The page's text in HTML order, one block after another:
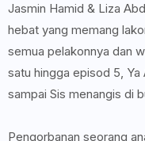
Jasmin Hamid & Liza
hebat yang memang
semua pelakonnya dan
satu hingga episod 5, Ya
sampai Sis menangis di
Pengorbanan seorang